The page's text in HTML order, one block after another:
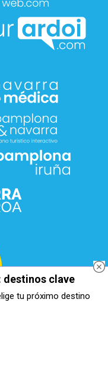
destinos clave
tu próximo destino